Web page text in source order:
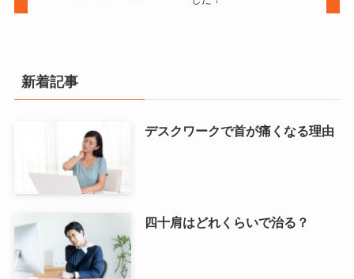
新着記事
デスクワークで首が痛くなる理由
四十肩はどれくらいで治る？